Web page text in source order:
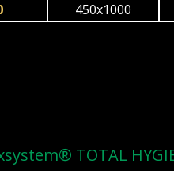
450x1000
TOTAL